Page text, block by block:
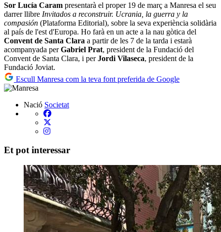
Sor Lucía Caram presentarà el proper 19 de març a Manresa el seu
darrer llibre Invitados a reconstruir. Ucrania, la guerra y la
compasión (Plataforma Editorial), sobre la seva experiència solidària
al país de l'est d'Europa. Ho farà en un acte a la nau gòtica del
Convent de Santa Clara a partir de les 7 de la tarda i estarà
acompanyada perGabriel Prat, president de la Fundació del
Convent de Santa Clara, i perJordi Vilaseca, president de la
Fundació Joviat.
Escull Manresa com la teva font preferida de Google
Nació Societat
Et pot interessar